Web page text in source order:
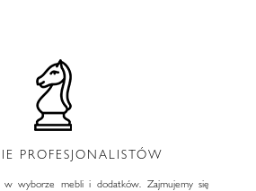
PROFESJONALISTÓW
wyborze mebli i dodatków. Zajmujemy się